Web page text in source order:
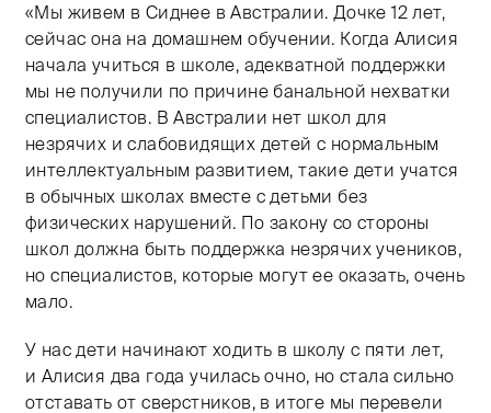
Тифлокомментарий: цветная фотография. За тем
«Мы живем в Сиднее в Австралии. Дочке 12 лет,
сейчас она на домашнем обучении. Когда Алисия
начала учиться в школе, адекватной поддержки
мы не получили по причине банальной нехватки
специалистов. В Австралии нет школ для
незрячих и слабовидящих детей с нормальным
интеллектуальным развитием, такие дети учатся
в обычных школах вместе с детьми без
физических нарушений. По закону со стороны
школ должна быть поддержка незрячих учеников,
но специалистов, которые могут ее оказать, очень
мало.
У нас дети начинают ходить в школу с пяти лет,
и Алисия два года училась очно, но стала сильно
отставать от сверстников, в итоге мы перевели